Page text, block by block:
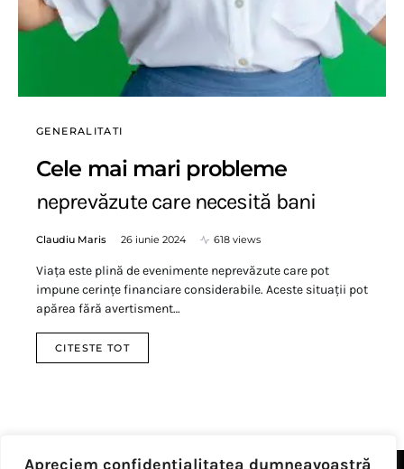
Apreciem confidențialitatea dumneavoastră
GENERALITATI
Cele mai mari probleme
neprevăzute care necesită bani
Claudiu Maris 26 iunie 2024 618 views
Viața este plină de evenimente neprevăzute care pot
impune cerințe financiare considerabile. Aceste situații pot
apărea fără avertisment…
CITESTE TOT